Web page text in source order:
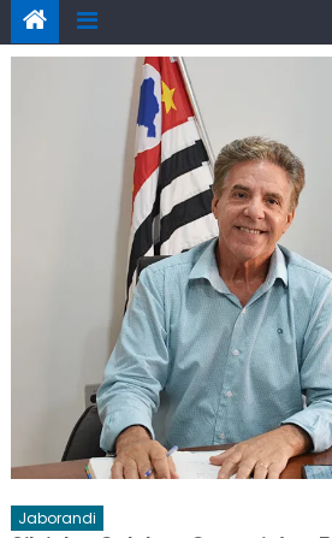
Jaborandi